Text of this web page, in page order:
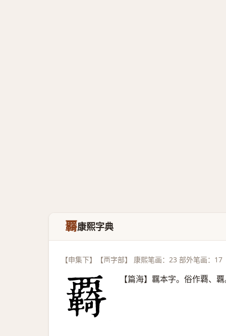
覉康熙字典
【申集下】【襾字部】 康熙笔画：23 部外笔画：17
【篇海】羈本字。俗作覉、